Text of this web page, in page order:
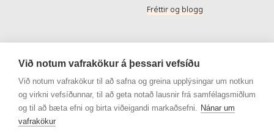
Fréttir og blogg
Þjónusta
Afhendingarmöguleikar
Skilareglur
Algengar spurningar
Samfélagsmiðlar
Instagram
Instagram - Snyrtivara
Við notum vafrakökur á þessari vefsíðu
Við notum vafrakökur til að safna og greina upplýsingar um notkun
og virkni vefsíðunnar, til að geta notað lausnir frá samfélagsmiðlum
og til að bæta efni og birta viðeigandi markaðsefni. Nánar um
vafrakökur